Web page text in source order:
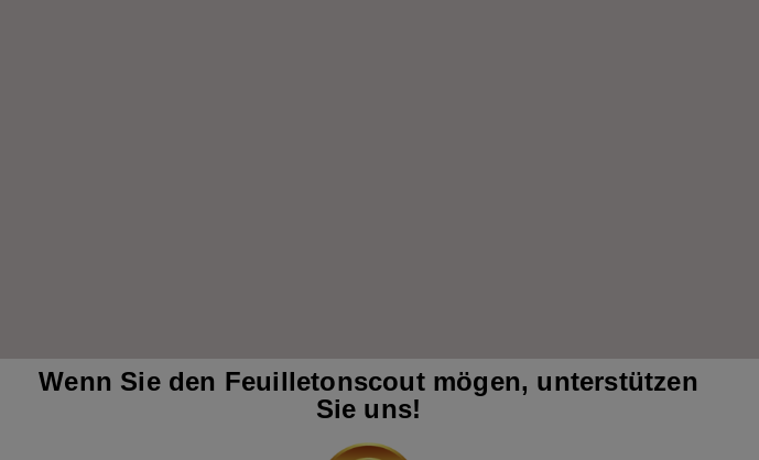
Wenn Sie den Feuilletonscout mögen, unterstützen
Sie uns!